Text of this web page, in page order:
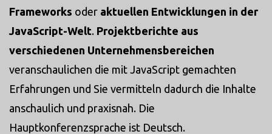
Frameworks oder aktuellen Entwicklungen in der
JavaScript-Welt. Projektberichte aus
verschiedenen Unternehmensbereichen
veranschaulichen die mit JavaScript gemachten
Erfahrungen und Sie vermitteln dadurch die Inhalte
anschaulich und praxisnah. Die
Hauptkonferenzsprache ist Deutsch.